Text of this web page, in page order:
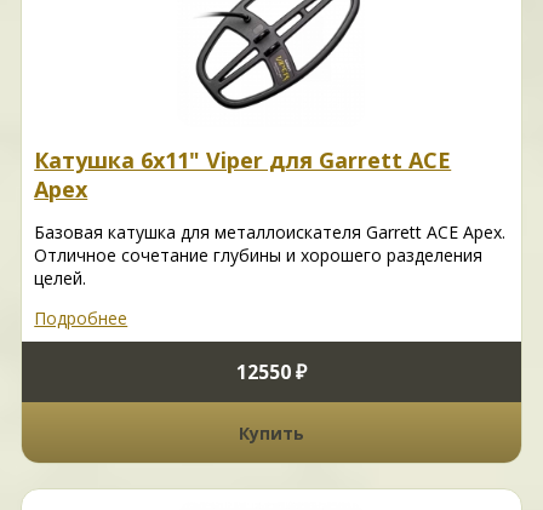
Катушка 6х11" Viper для Garrett ACE
Apex
Базовая катушка для металлоискателя Garrett ACE Apex.
Отличное сочетание глубины и хорошего разделения
целей.
Подробнее
12550 ₽
Купить